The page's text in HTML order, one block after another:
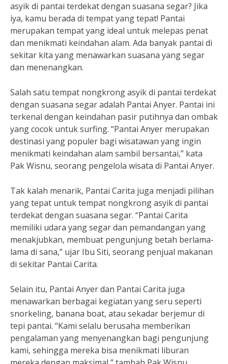
asyik di pantai terdekat dengan suasana segar? Jika
iya, kamu berada di tempat yang tepat! Pantai
merupakan tempat yang ideal untuk melepas penat
dan menikmati keindahan alam. Ada banyak pantai di
sekitar kita yang menawarkan suasana yang segar
dan menenangkan.
Salah satu tempat nongkrong asyik di pantai terdekat
dengan suasana segar adalah Pantai Anyer. Pantai ini
terkenal dengan keindahan pasir putihnya dan ombak
yang cocok untuk surfing. “Pantai Anyer merupakan
destinasi yang populer bagi wisatawan yang ingin
menikmati keindahan alam sambil bersantai,” kata
Pak Wisnu, seorang pengelola wisata di Pantai Anyer.
Tak kalah menarik, Pantai Carita juga menjadi pilihan
yang tepat untuk tempat nongkrong asyik di pantai
terdekat dengan suasana segar. “Pantai Carita
memiliki udara yang segar dan pemandangan yang
menakjubkan, membuat pengunjung betah berlama-
lama di sana,” ujar Ibu Siti, seorang penjual makanan
di sekitar Pantai Carita.
Selain itu, Pantai Anyer dan Pantai Carita juga
menawarkan berbagai kegiatan yang seru seperti
snorkeling, banana boat, atau sekadar berjemur di
tepi pantai. “Kami selalu berusaha memberikan
pengalaman yang menyenangkan bagi pengunjung
kami, sehingga mereka bisa menikmati liburan